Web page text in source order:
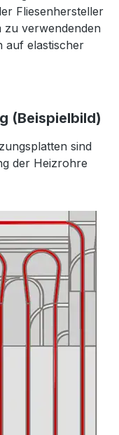
Fliesenhersteller
zu verwendenden
auf elastischer
(Beispielbild)
sind
der Heizrohre